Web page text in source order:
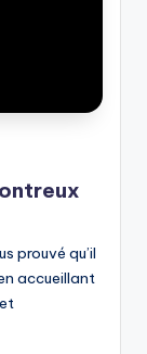
prouvé qu’il
accueillant